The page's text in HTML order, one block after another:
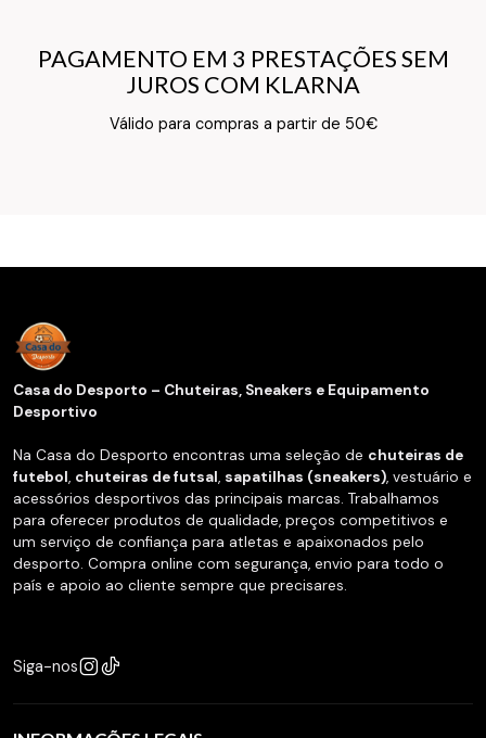
PAGAMENTO EM 3 PRESTAÇÕES SEM
JUROS COM KLARNA
Válido para compras a partir de 50€
PAGAMENTO EM 3 PRESTAÇÕES SEM
JUROS COM KLARNA
Texto do Verso do Cartão de Informação
Casa do Desporto – Chuteiras, Sneakers e Equipamento
Desportivo
Na Casa do Desporto encontras uma seleção de chuteiras de
futebol, chuteiras de futsal, sapatilhas (sneakers), vestuário e
acessórios desportivos das principais marcas. Trabalhamos
para oferecer produtos de qualidade, preços competitivos e
um serviço de confiança para atletas e apaixonados pelo
desporto. Compra online com segurança, envio para todo o
país e apoio ao cliente sempre que precisares.
Siga-nos